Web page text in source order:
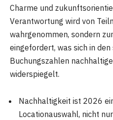
Charme und
Verantwortung wird von
wahrgenommen, sondern
eingefordert, was sich in den
Buchungszahlen
widerspiegelt.
Nachhaltigkeit ist 2026
Locationauswahl, nicht